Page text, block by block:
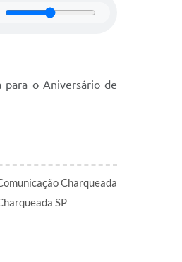
para o Aniversário de
Charqueada
SP